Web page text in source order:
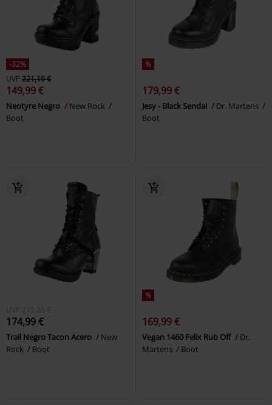
-32%
UVP221,19 €
149,99 €
Neotyre Negro
New Rock
Boot
%
179,99 €
Jesy - Black Sendal
Dr. Martens
Boot
UVP 215,28 €
174,99 €
Trail Negro Tacon Acero
New
Rock
Boot
%
169,99 €
Vegan 1460 Felix Rub Off
Dr.
Martens
Boot